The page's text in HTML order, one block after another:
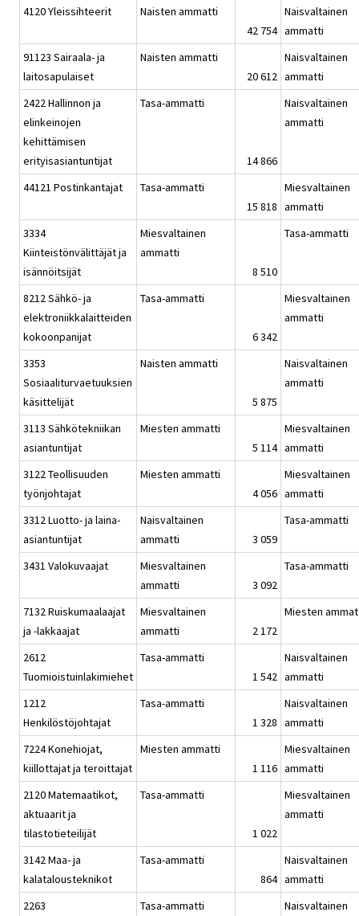
4120 Yleissihteerit
Naisten ammatti
42 754
Naisvaltainen
ammatti
91123 Sairaala- ja
laitosapulaiset
Naisten ammatti
20 612
Naisvaltainen
ammatti
2422 Hallinnon ja
elinkeinojen
kehittämisen
erityisasiantuntijat
Tasa-ammatti
14 866
Naisvaltainen
ammatti
44121 Postinkantajat
Tasa-ammatti
15 818
Miesvaltainen
ammatti
3334
Kiinteistönvälittäjät ja
isännöitsijät
Miesvaltainen
ammatti
8 510
Tasa-ammatti
8212 Sähkö- ja
elektroniikkalaitteiden
kokoonpanijat
Tasa-ammatti
6 342
Miesvaltainen
ammatti
3353
Sosiaaliturvaetuuksien
käsittelijät
Naisten ammatti
5 875
Naisvaltainen
ammatti
3113 Sähkötekniikan
asiantuntijat
Miesten ammatti
5 114
Miesvaltainen
ammatti
3122 Teollisuuden
työnjohtajat
Miesten ammatti
4 056
Miesvaltainen
ammatti
3312 Luotto- ja laina-
asiantuntijat
Naisvaltainen
ammatti
3 059
Tasa-ammatti
3431 Valokuvaajat
Miesvaltainen
ammatti
3 092
Tasa-ammatti
7132 Ruiskumaalaajat
ja -lakkaajat
Miesvaltainen
ammatti
2 172
Miesten
2612
Tuomioistuinlakimiehet
Tasa-ammatti
1 542
Naisvaltainen
ammatti
1212
Henkilöstöjohtajat
Tasa-ammatti
1 328
Naisvaltainen
ammatti
7224 Konehiojat,
kiillottajat ja teroittajat
Miesten ammatti
1 116
Miesvaltainen
ammatti
2120 Matemaatikot,
aktuaarit ja
tilastotieteilijät
Tasa-ammatti
1 022
Miesvaltainen
ammatti
3142 Maa- ja
kalatalousteknikot
Tasa-ammatti
864
Naisvaltainen
ammatti
2263
Tasa-ammatti
Naisvaltainen